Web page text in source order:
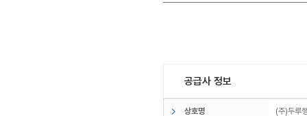
공급사 정보
상호명 (주)두